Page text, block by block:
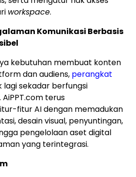
workspace.
Komunikasi Berbasis
kebutuhan membuat konten
dan audiens, perangkat
lagi sekadar berfungsi
. AiPPT.com terus
fitur AI dengan memadukan
desain visual, penyuntingan,
pengelolaan aset digital
yang terintegrasi.